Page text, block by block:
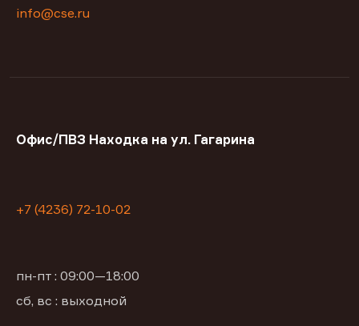
info@cse.ru
Офис/ПВЗ Находка на ул. Гагарина
+7 (4236) 72-10-02
пн-пт : 09:00—18:00
сб, вс : выходной